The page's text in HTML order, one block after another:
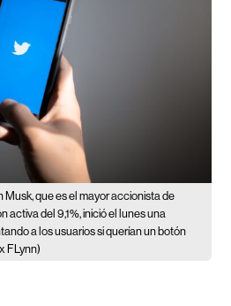
Musk, que es el mayor accionista de
activa del 9,1%, inició el lunes una
a los usuarios si querían un botón
FLynn)